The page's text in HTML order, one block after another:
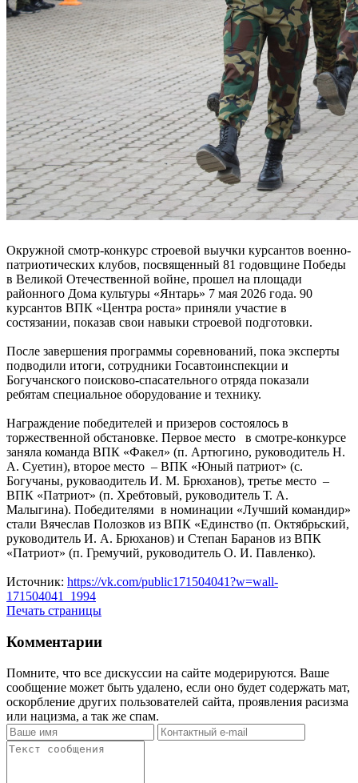
Окружной смотр-конкурс строевой выучки курсантов военно-
патриотических клубов, посвященный 81 годовщине Победы
в Великой Отечественной войне, прошел на площади
районного Дома культуры «Янтарь» 7 мая 2026 года. 90
курсантов ВПК «Центра роста» приняли участие в
состязании, показав свои навыки строевой подготовки.
После завершения программы соревнований, пока эксперты
подводили итоги, сотрудники Госавтоинспекции и
Богучанского поисково-спасательного отряда показали
ребятам специальное оборудование и технику.
Награждение победителей и призеров состоялось в
торжественной обстановке. Первое место в смотре-конкурсе
заняла команда ВПК «Факел» (п. Артюгино, руководитель Н.
А. Суетин), второе место – ВПК «Юный патриот» (с.
Богучаны, руковаодитель И. М. Брюханов), третье место –
ВПК «Патриот» (п. Хребтовый, руководитель Т. А.
Малыгина). Победителями в номинации «Лучший командир»
стали Вячеслав Полозков из ВПК «Единство (п. Октябрьский,
руководитель И. А. Брюханов) и Степан Баранов из ВПК
«Патриот» (п. Гремучий, руководитель О. И. Павленко).
Источник: https://vk.com/public171504041?w=wall-
171504041_1994
Печать страницы
Комментарии
Помните, что все дискуссии на сайте модерируются. Ваше
сообщение может быть удалено, если оно будет содержать мат,
оскорбление других пользователей сайта, проявления расизма
или нацизма, а так же спам.